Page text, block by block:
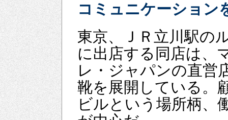
コミュニケーション
東京、ＪＲ立川駅の
に出店する同店は、
レ・ジャパンの直営
靴を展開している。
ビルという場所柄、